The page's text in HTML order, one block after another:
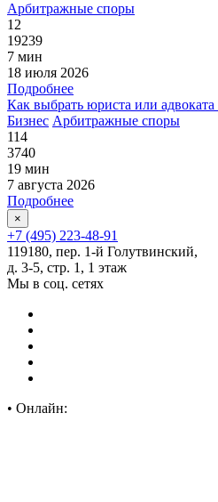
Арбитражные споры
12
19239
7 мин
18 июля 2026
Подробнее
Как выбрать юриста или
Бизнес Арбитражные споры
114
3740
19 мин
7 августа 2026
Подробнее
×
+7 (495) 223-48-91
119180, пер. 1-й Голутвинский,
д. 3-5, стр. 1, 1 этаж
Мы в соц. сетях
• Онлайн: